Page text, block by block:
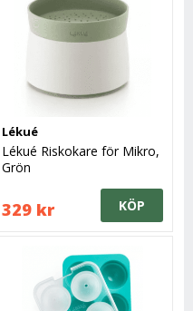
Lékué
Lékué Riskokare för Mikro,
Grön
329 kr KÖP